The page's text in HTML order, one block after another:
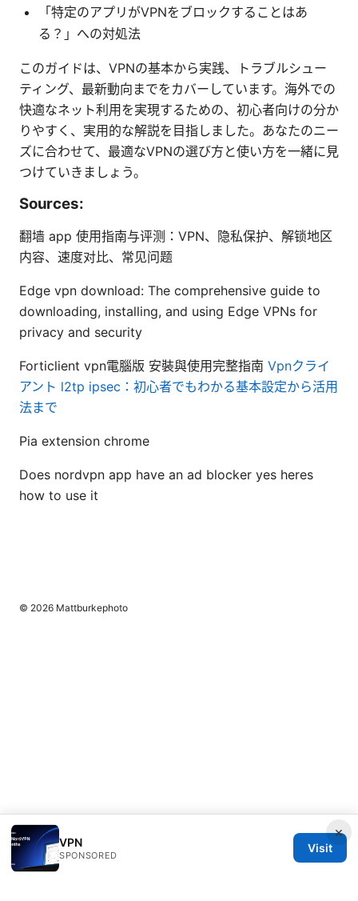
「特定のアプリがVPNをブロックすることはあ
る？」への対処法
このガイドは、VPNの基本から実践、トラブルシュー
ティング、最新動向までをカバーしています。海外での
快適なネット利用を実現するための、初心者向けの分か
りやすく、実用的な解説を目指しました。あなたのニー
ズに合わせて、最適なVPNの選び方と使い方を一緒に見
つけていきましょう。
Sources:
翻墙 app 使用指南与评测：VPN、隐私保护、解锁地区
内容、速度对比、常见问题
Edge vpn download: The comprehensive guide to
downloading, installing, and using Edge VPNs for
privacy and security
Forticlient vpn電腦版 安裝與使用完整指南 Vpnクライ
アント l2tp ipsec：初心者でもわかる基本設定から活用
法まで
Pia extension chrome
Does nordvpn app have an ad blocker yes heres
how to use it
×
VPN
SPONSORED
Visit
© 2026 Mattburkephoto